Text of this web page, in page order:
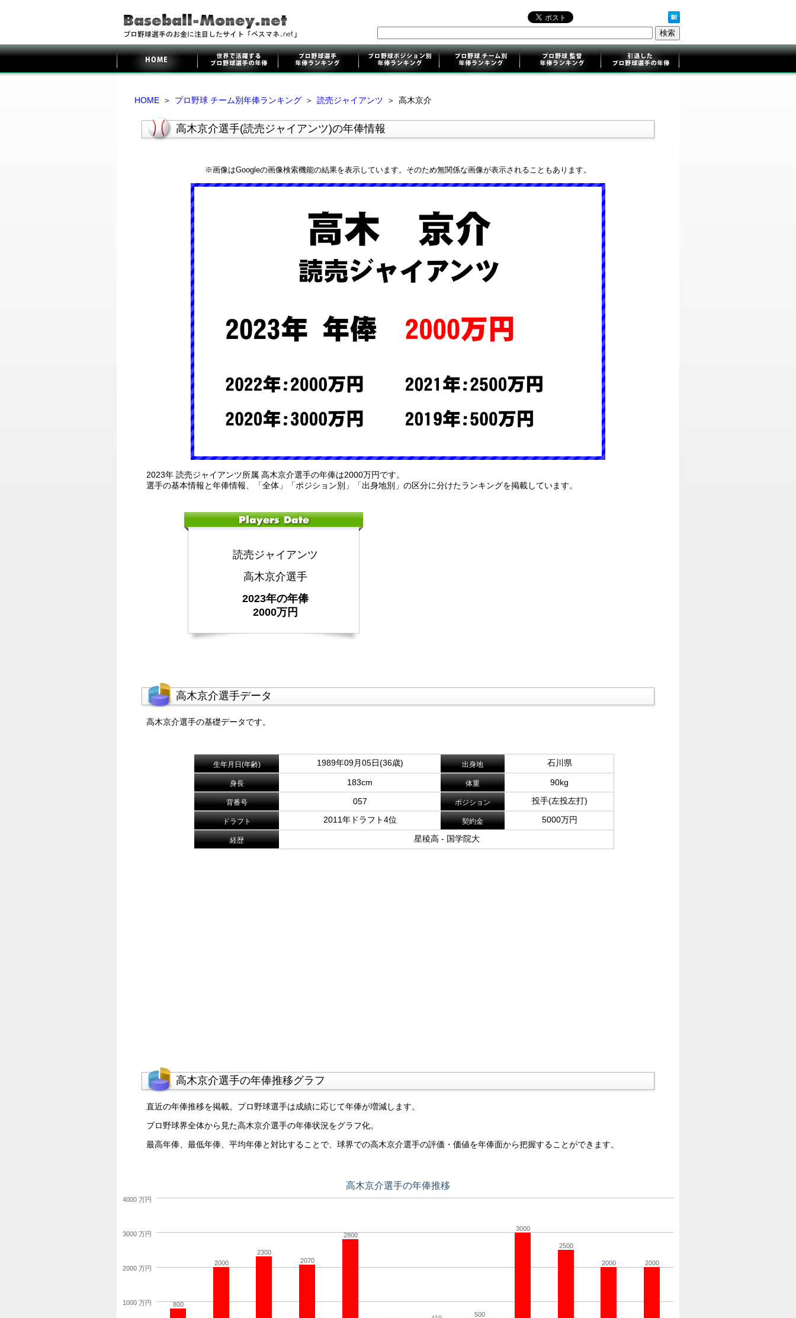
HOME ＞ プロ野球 チーム別年俸ランキング ＞ 読売ジャイアンツ ＞ 高木京介
高木京介選手(読売ジャイアンツ)の年俸情報
※画像はGoogleの画像検索機能の結果を表示しています。そのため無関係な画像が表示されることもあります。
2023年 読売ジャイアンツ所属 高木京介選手の年俸は2000万円です。
選手の基本情報と年俸情報、「全体」「ポジション別」「出身地別」の区分に分けたランキングを掲載しています。
読売ジャイアンツ
高木京介選手
2023年の年俸
2000万円
高木京介選手データ
高木京介選手の基礎データです。
生年月日(年齢) 1989年09月05日(36歳) 出身地 石川県
身長 183cm 体重 90kg
背番号 057 ポジション 投手(左投左打)
ドラフト 2011年ドラフト4位 契約金 5000万円
経歴 星稜高 - 国学院大
高木京介選手の年俸推移グラフ
直近の年俸推移を掲載。プロ野球選手は成績に応じて年俸が増減します。
プロ野球界全体から見た高木京介選手の年俸状況をグラフ化。
最高年俸、最低年俸、平均年俸と対比することで、球界での高木京介選手の評価・価値を年俸面から把握することができます。
高木京介選手の年俸推移
800
2000
2300
2070
2800
500
3000
2500
2000 2000
1000 万円
2000 万円
3000 万円
4000 万円